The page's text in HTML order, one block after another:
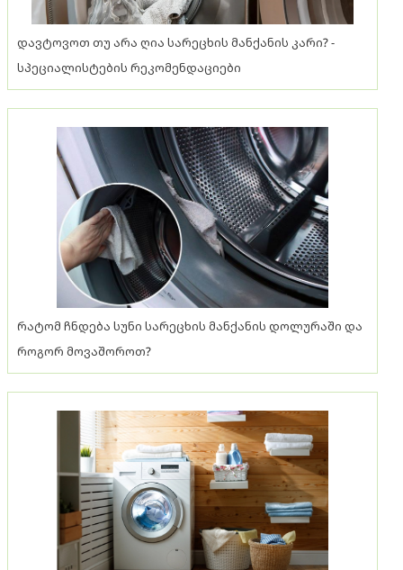
დავტოვოთ თუ არა ღია სარეცხის მანქანის კარი? -
სპეციალისტების რეკომენდაციები
რატომ ჩნდება სუნი სარეცხის მანქანის დოლურაში და
როგორ მოვაშოროთ?